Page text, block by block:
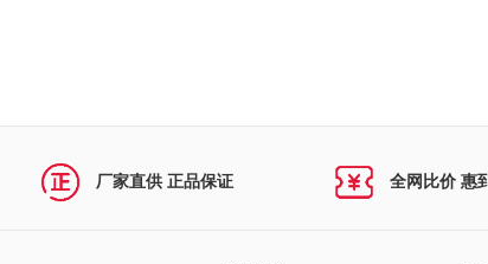
厂家直供 正品保证 全网比价 惠